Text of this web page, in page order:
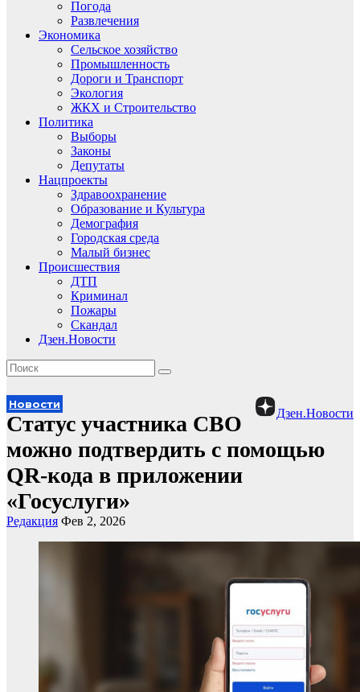
Погода
Развлечения
Экономика
Сельское хозяйство
Промышленность
Дороги и Транспорт
Экология
ЖКХ и Строительство
Политика
Выборы
Законы
Депутаты
Нацпроекты
Здравоохранение
Образование и Культура
Демография
Городская среда
Малый бизнес
Происшествия
ДТП
Криминал
Пожары
Скандал
Дзен.Новости
Дзен.Новости
Новости
Статус участника СВО
можно подтвердить с помощью
QR-кода в приложении
«Госуслуги»
Редакция Фев 2, 2026